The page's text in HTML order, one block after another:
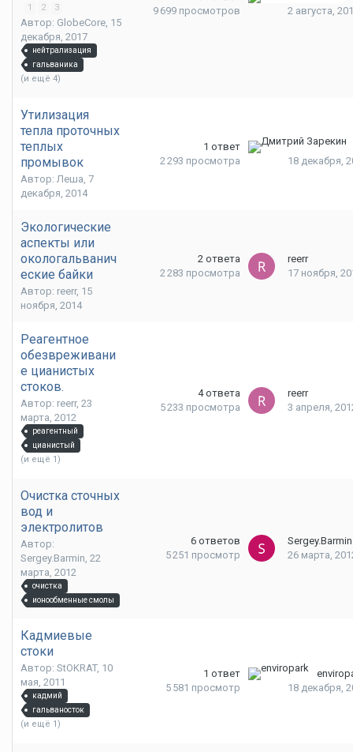
1 2 3
Автор: GlobeCore, 15
декабря, 2017
нейтрализация
гальваника
(и ещё 4)
9 699 просмотров 2 августа,
Утилизация
тепла проточных
теплых
промывок
Автор: Леша, 7
декабря, 2014
1 ответ
2 293 просмотра 18 декабря,
Экологические
аспекты или
окологальванич
еские байки
Автор: reerr, 15
ноября, 2014
2 ответа
2 283 просмотра
reerr
17 ноября,
Реагентное
обезвреживани
е цианистых
стоков.
Автор: reerr, 23
марта, 2012
реагентный
цианистый
(и ещё 1)
4 ответа
5 233 просмотра
reerr
3 апреля,
Очистка сточных
вод и
электролитов
Автор:
Sergey.Barmin, 22
марта, 2012
очистка
ионообменные смолы
6 ответов
5 251 просмотр
Sergey.Barmin
26 марта,
Кадмиевые
стоки
Автор: StOKRAT, 10
мая, 2011
кадмий
гальваносток
(и ещё 1)
1 ответ
5 581 просмотр
18 декабря,